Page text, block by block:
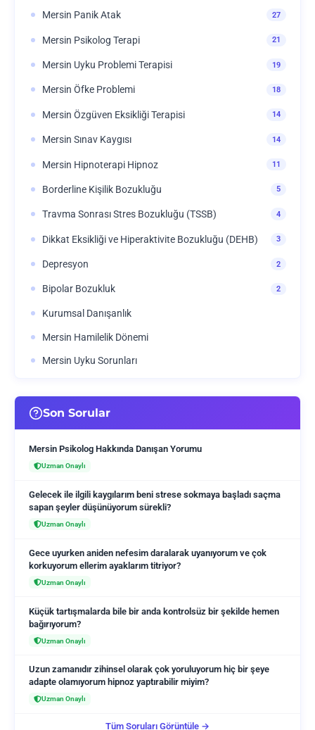
Mersin Panik Atak 27
Mersin Psikolog Terapi 21
Mersin Uyku Problemi Terapisi 19
Mersin Öfke Problemi 18
Mersin Özgüven Eksikliği Terapisi 14
Mersin Sınav Kaygısı 14
Mersin Hipnoterapi Hipnoz 11
Borderline Kişilik Bozukluğu 5
Travma Sonrası Stres Bozukluğu (TSSB) 4
Dikkat Eksikliği ve Hiperaktivite Bozukluğu (DEHB) 3
Depresyon 2
Bipolar Bozukluk 2
Kurumsal Danışanlık
Mersin Hamilelik Dönemi
Mersin Uyku Sorunları
Son Sorular
Mersin Psikolog Hakkında Danışan Yorumu
Uzman Onaylı
Gelecek ile ilgili kaygılarım beni strese sokmaya başladı saçma
sapan şeyler düşünüyorum sürekli?
Uzman Onaylı
Gece uyurken aniden nefesim daralarak uyanıyorum ve çok
korkuyorum ellerim ayaklarım titriyor?
Uzman Onaylı
Küçük tartışmalarda bile bir anda kontrolsüz bir şekilde hemen
bağırıyorum?
Uzman Onaylı
Uzun zamanıdır zihinsel olarak çok yoruluyorum hiç bir şeye
adapte olamıyorum hipnoz yaptırabilir miyim?
Uzman Onaylı
Tüm Soruları Görüntüle →